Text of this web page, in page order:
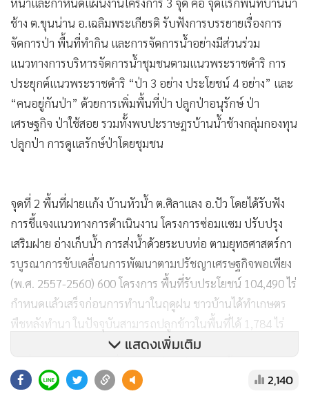
หน้าและกำหนดแผนงานโครงการ 3 จุด คือ จุดแรกพื้นที่บ้านน้ำ
ช้าง ต.ขุนน่าน อ.เฉลิมพระเกียรติ รับฟังการบรรยายเรื่องการ
จัดการป่า พื้นที่ทำกิน และการจัดการน้ำอย่างมีส่วนร่วม
แนวทางการบริหารจัดการน้ำชุมชนตามแนวพระราชดำริ การ
ประยุกต์แนวพระราชดำริ “ป่า 3 อย่าง ประโยชน์ 4 อย่าง” และ
“คนอยู่กันป่า” ด้วยการเพิ่มพื้นที่ป่า ปลูกป่าอนุรักษ์ ป่า
เศรษฐกิจ ป่าใช้สอย รวมทั้งพบปะราษฎรบ้านน้ำช้างกลุ่มกองทุน
ปลูกป่า การดูแลรักษ์ป่าโดยชุมชน
จุดที่ 2 พื้นที่ฝายแก้ง บ้านหัวน้ำ ต.ศิลาแลง อ.ปัว โดยได้รับฟัง
การชี้แจงแนวทางการดำเนินงาน โครงการซ่อมแซม ปรับปรุง
เสริมฝาย อ่างเก็บน้ำ การส่งน้ำด้วยระบบท่อ ตามยุทธศาสตร์กา
รบูรณาการขับเคลื่อนการพัฒนาตามปรัชญาเศรษฐกิจพอเพียง
(พ.ศ. 2557-2560) 600 โครงการ พื้นที่รับประโยชน์ 104,490 ไร่
กำหนดแล้วเสร็จก่อนการทำนาในฤดูฝน ชาวบ้านได้ทำเกษตร
พืชหลังทำนา ในปัจจุบันสามารถปลูกข้าวในพื้นที่ได้ 1,784 ไร่
ต.แสนทอง อ.ท่าวังผา ซึ่งได้รับฟังการบรรยายการปรับปรุงฝาย
แสดงเพิ่มเติม
2,140